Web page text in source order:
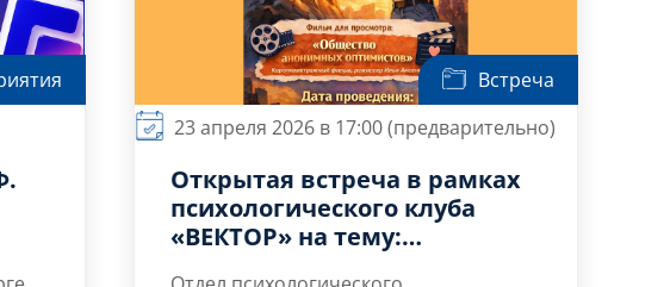
Встреча
23 апреля 2026 в 17:00 (предварительно)
Открытая встреча в рамках
психологического клуба
«ВЕКТОР» на тему: